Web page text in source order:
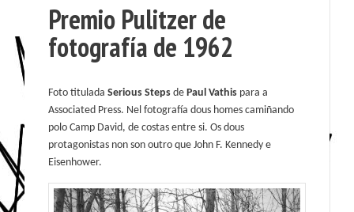
Premio Pulitzer de
fotografía de 1962
Foto tituladaSerious Steps dePaul Vathis para a
Associated Press. Nel fotografía dous homes camiñando
polo Camp David, de costas entre si. Os dous
protagonistas non son outro que John F. Kennedy e
Eisenhower.